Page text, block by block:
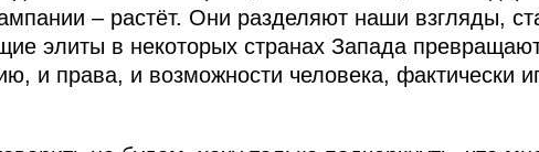
– растёт. Они разделяют наши взгляды,
элиты в некоторых странах Запада
и права, и возможности человека, фактически